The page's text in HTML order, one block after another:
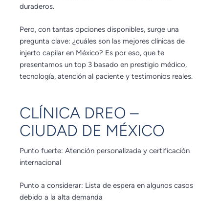
duraderos.
Pero, con tantas opciones disponibles, surge una
pregunta clave: ¿cuáles son las mejores clínicas de
injerto capilar en México? Es por eso, que te
presentamos un top 3 basado en prestigio médico,
tecnología, atención al paciente y testimonios reales.
CLÍNICA DREO –
CIUDAD DE MÉXICO
Punto fuerte: Atención personalizada y certificación
internacional
Punto a considerar: Lista de espera en algunos casos
debido a la alta demanda